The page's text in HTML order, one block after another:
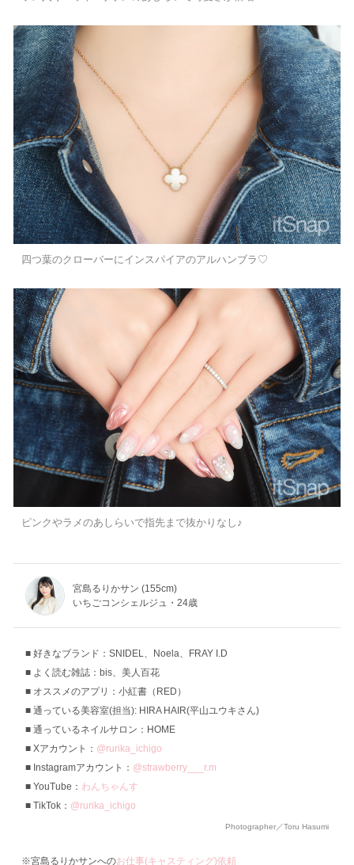
四つ葉のクローバーにインスパイアのアルハンブラ♡
ピンクやラメのあしらいで指先まで抜かりなし♪
宮島るりかサン (155cm)
いちごコンシェルジュ・24歳
好きなブランド：SNIDEL、Noela、FRAY I.D
よく読む雑誌：bis、美人百花
オススメのアプリ：小紅書（RED）
通っている美容室(担当): HIRA HAIR(平山ユウキさん)
通っているネイルサロン：HOME
Xアカウント： @rurika_ichigo
Instagramアカウント： @strawberry___r.m
YouTube： わんちゃんす
TikTok： @rurika_ichigo
Photographer／Toru Hasumi
※宮島るりかサンへのお仕事(キャスティング)依頼